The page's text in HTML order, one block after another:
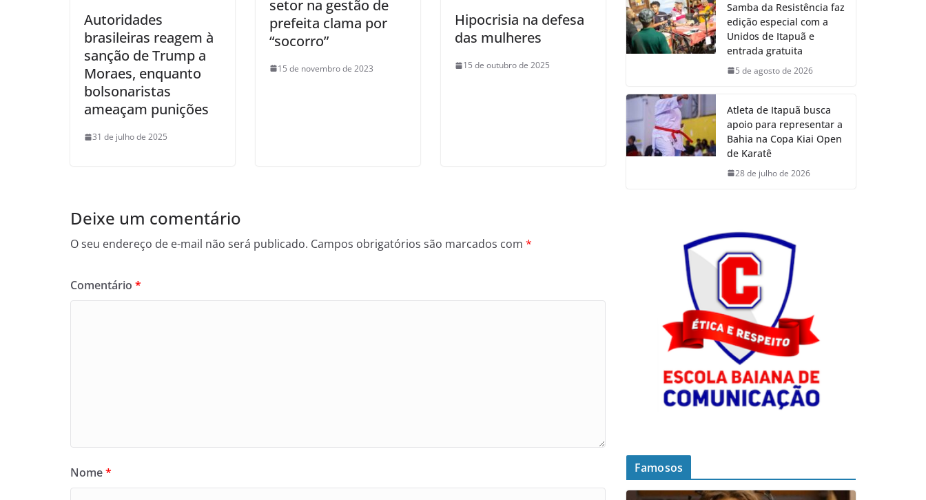
Autoridades
brasileiras reagem à
sanção de Trump a
Moraes, enquanto
bolsonaristas
ameaçam punições
31 de julho de 2025
setor na gestão de
prefeita clama por
“socorro”
15 de novembro de 2023
Hipocrisia na defesa
das mulheres
15 de outubro de 2025
Deixe um comentário
O seu endereço de e-mail não será publicado. Campos obrigatórios são marcados com *
Comentário *
Nome*
Samba da Resistência faz
edição especial com a
Unidos de Itapuã e
entrada gratuita
5 de agosto de 2026
Atleta de Itapuã busca
apoio para representar a
Bahia na Copa Kiai Open
de Karatê
28 de julho de 2026
Famosos